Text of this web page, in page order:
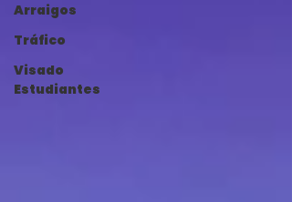
Arraigos
Tráfico
Visado
Estudiantes